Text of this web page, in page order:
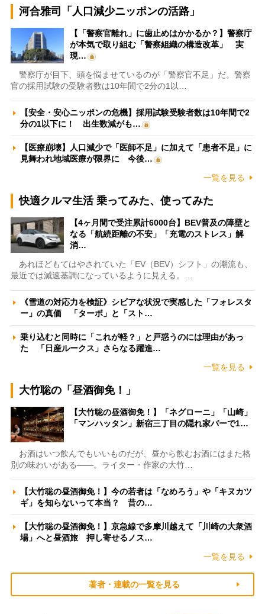
河合雅司「人口減少ニッポンの活路」
【「警察官離れ」に歯止めはかかるか？】警察庁
が本気で取り組む「警察組織の構造改革」 実
現…
警察庁が目下、頭を悩ませているのが「警察官不足」だ。警察
官の採用試験の受験者数は10年間で2分の1以…
【安全・安心ニッポンの危機】採用試験受験者数は10年間で2
分の1以下に！ 出生数減がも…
【医療崩壊】人口減少で「医師不足」に加えて「患者不足」に
見舞われ地域医療が限界に 今後…
一覧を見る
快適クルマ生活 乗ってみた、使ってみた
【4ヶ月間で受注累計6000台】BEV普及の障壁と
なる「航続距離の不安」「充電のストレス」解
消…
あれほどもてはやされていた「EV（BEV）シフト」の潮流も、
最近では減速基調になっているように見える。…
《雪道の対応力を検証》シビアな状況で実感した「フォレスタ
ー」の真価 「ターボ」と「スト…
乗り込むと同時に「これが軽？」と戸惑うのには理由があっ
た 「日産ルークス」さらなる躍進…
一覧を見る
大竹聡の「昼酒御免！」
【大竹聡の昼酒御免！】「ネグローニ」「山崎」
「マンハッタン」新宿三丁目の隠れ家バーで1…
お酒はいつ飲んでもいいものだが、昼から飲むお酒にはまた格
別の味わいがある――。ライター・作家の大竹…
【大竹聡の昼酒御免！】今の若者は「なめろう」や「キヌカツ
ギ」を知らないって本当？ 昔の…
【大竹聡の昼酒御免！】京急線で多摩川越えて「川崎の大衆酒
場」へと昼酒旅 押し寄せるノス…
一覧を見る
著者・連載の一覧を見る